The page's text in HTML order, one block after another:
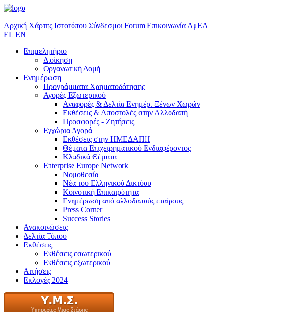
Αρχική Χάρτης Ιστοτόπου Σύνδεσμοι Forum Επικοινωνία ΑμΕΑ
EL EN
Επιμελητήριο
Διοίκηση
Οργανωτική Δομή
Ενημέρωση
Προγράμματα Χρηματοδότησης
Αγορές Εξωτερικού
Αναφορές & Δελτία Ενημέρ. Ξένων Χωρών
Εκθέσεις & Αποστολές στην Αλλοδαπή
Προσφορές - Ζητήσεις
Εγχώρια Αγορά
Εκθέσεις στην ΗΜΕΔΑΠΗ
Θέματα Επιχειρηματικού Ενδιαφέροντος
Κλαδικά Θέματα
Enterprise Europe Network
Νομοθεσία
Νέα του Ελληνικού Δικτύου
Κοινοτική Επικαιρότητα
Ενημέρωση από αλλοδαπούς εταίρους
Press Corner
Success Stories
Ανακοινώσεις
Δελτία Τύπου
Εκθέσεις
Εκθέσεις εσωτερικού
Εκθέσεις εξωτερικού
Αιτήσεις
Εκλογές 2024